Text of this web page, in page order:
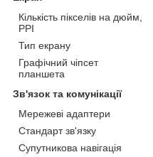
Кількість пікселів на дюйм,
PPI
Тип екрану
Графічний чіпсет
планшета
Зв'язок та комунікації
Мережеві адаптери
Стандарт зв'язку
Супутникова навігація